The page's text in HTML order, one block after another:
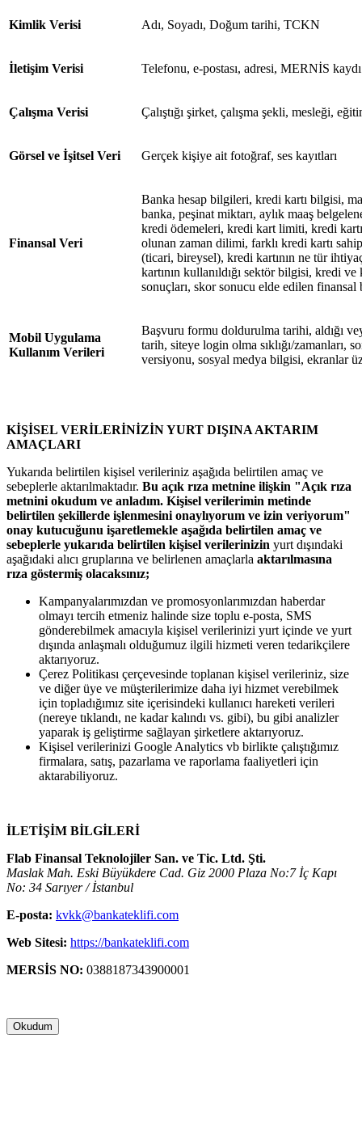
Kimlik Verisi Adı, Soyadı, Doğum tarihi, TCKN
İletişim Verisi Telefonu, e-postası, adresi, MERNİS kaydı
Çalışma Verisi Çalıştığı şirket, çalışma şekli, mesleği,
Görsel ve İşitsel Veri Gerçek kişiye ait fotoğraf, ses kayıtları
Finansal Veri
Banka hesap bilgileri, kredi kartı bilgisi,
banka, peşinat miktarı, aylık maaş
kredi ödemeleri, kredi kart limiti, kredi
olunan zaman dilimi, farklı kredi kartı
(ticari, bireysel), kredi kartının ne tür
kartının kullanıldığı sektör bilgisi, kredi
sonuçları, skor sonucu elde edilen finansal
Mobil Uygulama
Kullanım Verileri
Başvuru formu doldurulma tarihi, aldığı
tarih, siteye login olma sıklığı/zamanları,
versiyonu, sosyal medya bilgisi, ekranlar
KİŞİSEL VERİLERİNİZİN YURT DIŞINA AKTARIM
AMAÇLARI
Yukarıda belirtilen kişisel verileriniz aşağıda belirtilen amaç ve
sebeplerle aktarılmaktadır. Bu açık rıza metnine ilişkin "Açık rıza
metnini okudum ve anladım. Kişisel verilerimin metinde
belirtilen şekillerde işlenmesini onaylıyorum ve izin veriyorum"
onay kutucuğunu işaretlemekle aşağıda belirtilen amaç ve
sebeplerle yukarıda belirtilen kişisel verilerinizin yurt dışındaki
aşağıdaki alıcı gruplarına ve belirlenen amaçlarla aktarılmasına
rıza göstermiş olacaksınız;
Kampanyalarımızdan ve promosyonlarımızdan haberdar
olmayı tercih etmeniz halinde size toplu e-posta, SMS
gönderebilmek amacıyla kişisel verilerinizi yurt içinde ve yurt
dışında anlaşmalı olduğumuz ilgili hizmeti veren tedarikçilere
aktarıyoruz.
Çerez Politikası çerçevesinde toplanan kişisel verileriniz, size
ve diğer üye ve müşterilerimize daha iyi hizmet verebilmek
için topladığımız site içerisindeki kullanıcı hareketi verileri
(nereye tıklandı, ne kadar kalındı vs. gibi), bu gibi analizler
yaparak iş geliştirme sağlayan şirketlere aktarıyoruz.
Kişisel verilerinizi Google Analytics vb birlikte çalıştığımız
firmalara, satış, pazarlama ve raporlama faaliyetleri için
aktarabiliyoruz.
İLETİŞİM BİLGİLERİ
Flab Finansal Teknolojiler San. ve Tic. Ltd. Şti.
Maslak Mah. Eski Büyükdere Cad. Giz 2000 Plaza No:7 İç Kapı
No: 34 Sarıyer / İstanbul
E-posta: kvkk@bankateklifi.com
Web Sitesi: https://bankateklifi.com
MERSİS NO: 0388187343900001
Okudum